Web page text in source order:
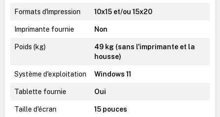
Formats d'impression 10x15 et/ou 15x20
Imprimante fournie Non
Poids (kg)
49 kg (sans l'imprimante et la
housse)
Système d'exploitation Windows 11
Tablette fournie Oui
Taille d'écran 15 pouces